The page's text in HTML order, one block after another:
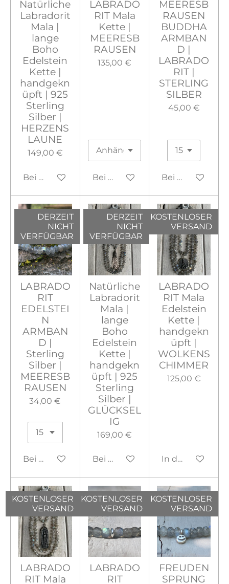
Natürliche
Labradorit
Mala |
lange
Boho
Edelstein
Kette |
handgekn
üpft | 925
Sterling
Silber |
HERZENS
LAUNE
149,00 €
Bei Verfügbarkeit benachrichtigen
LABRADO
RIT Mala
Kette |
MEERESB
RAUSEN
135,00 €
Bei Verfügbarkeit
MEERESB
RAUSEN
BUDDHA
ARMBAN
D |
LABRADO
RIT |
STERLING
SILBER
45,00 €
Bei
DERZEIT
NICHT
VERFÜGBAR
LABRADO
RIT
EDELSTEI
N
ARMBAN
D |
Sterling
Silber |
MEERESB
RAUSEN
34,00 €
Bei Verfügbarkeit benachrichtigen
DERZEIT
NICHT
VERFÜGBAR
Natürliche
Labradorit
Mala |
lange
Boho
Edelstein
Kette |
handgekn
üpft | 925
Sterling
Silber |
GLÜCKSEL
IG
169,00 €
Bei Verfügbarkeit
KOSTENLOSER
VERSAND
LABRADO
RIT Mala
Edelstein
Kette |
handgekn
üpft |
WOLKENS
CHIMMER
125,00 €
In den
KOSTENLOSER
VERSAND
LABRADO
RIT Mala
KOSTENLOSER
VERSAND
LABRADO
RIT
KOSTENLOSER
VERSAND
FREUDEN
SPRUNG